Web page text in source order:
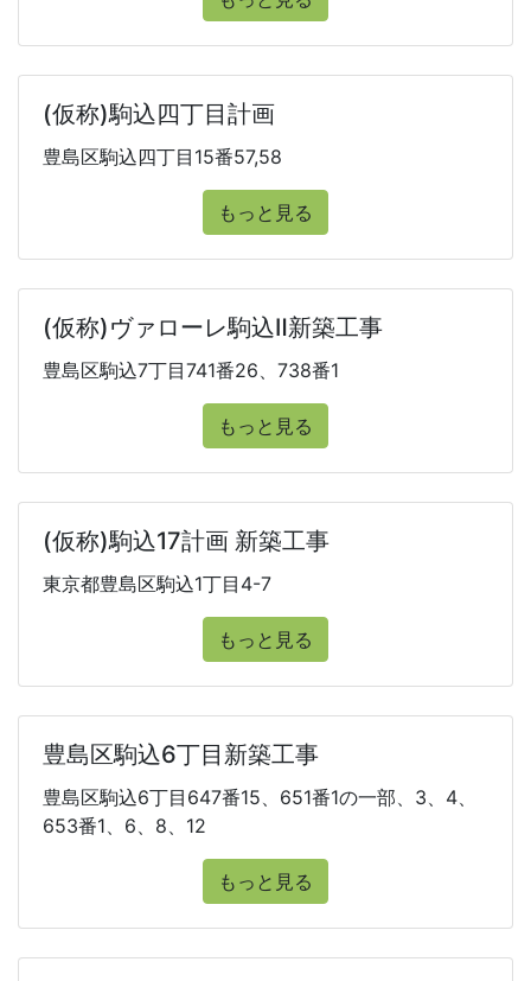
(仮称)駒込四丁目計画
豊島区駒込四丁目15番57,58
もっと見る
(仮称)ヴァローレ駒込Ⅱ新築工事
豊島区駒込7丁目741番26、738番1
もっと見る
(仮称)駒込17計画 新築工事
東京都豊島区駒込1丁目4-7
もっと見る
豊島区駒込6丁目新築工事
豊島区駒込6丁目647番15、651番1の一部、3、4、
653番1、6、8、12
もっと見る